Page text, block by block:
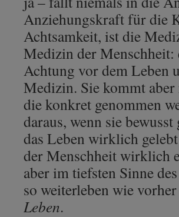
Anziehungskraft für die
Achtsamkeit, ist die
Medizin der
Achtung vor dem Leben
Medizin. Sie kommt
die konkret genommen
daraus, wenn sie
das Leben wirklich
der Menschheit wirklich
aber im tiefsten Sinne
so weiterleben wie
Leben.